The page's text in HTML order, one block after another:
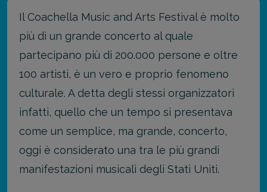
Il Coachella Music and Arts Festival è molto
più di un grande concerto al quale
partecipano più di 200.000 persone e oltre
100 artisti, è un vero e proprio fenomeno
culturale. A detta degli stessi organizzatori
infatti, quello che un tempo si presentava
come un semplice, ma grande, concerto,
oggi è considerato una tra le più grandi
manifestazioni musicali degli Stati Uniti.